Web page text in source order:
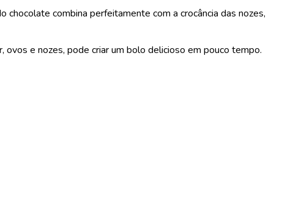
combina perfeitamente com a crocância das nozes,
ovos e nozes, pode criar um bolo delicioso em pouco tempo.